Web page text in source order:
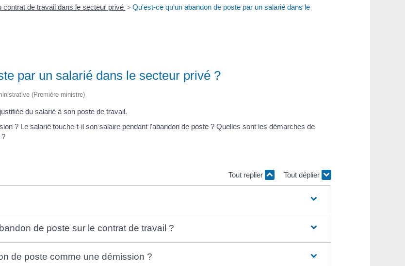
contrat de travail dans le secteur privé > Qu'est-ce qu'un abandon de poste par un salarié dans le
par un salarié dans le secteur privé ?
(Première ministre)
du salarié à son poste de travail.
? Le salarié touche-t-il son salaire pendant l'abandon de poste ? Quelles sont les démarches de
?
Tout replier Tout déplier
de poste sur le contrat de travail ?
de poste comme une démission ?